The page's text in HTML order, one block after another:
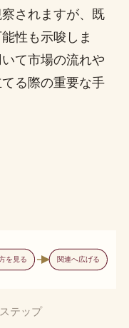
されますが、既
性も示唆しま
て市場の流れや
る際の重要な手
を見る 関連へ広げる
テップ